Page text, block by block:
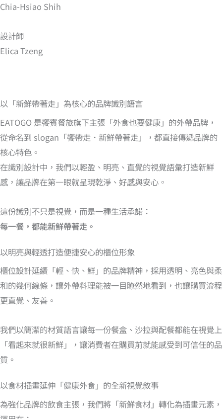
Chia-Hsiao Shih
設計師
Elica Tzeng
以「新鮮帶著走」為核心的品牌識別語言
EATOGO 是饗賓餐旅旗下主張「外食也要健康」的外帶品牌，
從命名到 slogan「饗帶走．新鮮帶著走」，都直接傳遞品牌的
核心特色。
在識別設計中，我們以輕盈、明亮、直覺的視覺語彙打造新鮮
感，讓品牌在第一眼就呈現乾淨、好感與安心。
這份識別不只是視覺，而是一種生活承諾：
每一餐，都能新鮮帶著走。
以明亮與輕透打造便捷安心的櫃位形象
櫃位設計延續「輕、快、鮮」的品牌精神，採用透明、亮色與柔
和的幾何線條，讓外帶料理能被一目瞭然地看到，也讓購買流程
更直覺、友善。
我們以簡潔的材質語言讓每一份餐盒、沙拉與配餐都能在視覺上
「看起來就很新鮮」，讓消費者在購買前就能感受到可信任的品
質。
以食材插畫延伸「健康外食」的全新視覺敘事
為強化品牌的飲食主張，我們將「新鮮食材」轉化為插畫元素，